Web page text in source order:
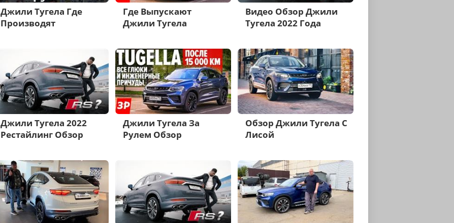
Джили Тугела Где
Производят
Где Выпускают
Джили Тугела
Видео Обзор Джили
Тугела 2022 Года
Джили Тугела 2022
Рестайлинг Обзор
Джили Тугела За
Рулем Обзор
Обзор Джили Тугела С
Лисой